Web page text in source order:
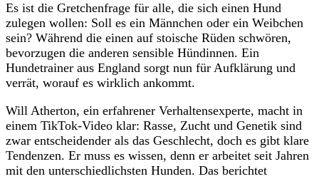
Es ist die Gretchenfrage für alle, die sich einen Hund
zulegen wollen: Soll es ein Männchen oder ein Weibchen
sein? Während die einen auf stoische Rüden schwören,
bevorzugen die anderen sensible Hündinnen. Ein
Hundetrainer aus England sorgt nun für Aufklärung und
verrät, worauf es wirklich ankommt.
Will Atherton, ein erfahrener Verhaltensexperte, macht in
einem TikTok-Video klar: Rasse, Zucht und Genetik sind
zwar entscheidender als das Geschlecht, doch es gibt klare
Tendenzen. Er muss es wissen, denn er arbeitet seit Jahren
mit den unterschiedlichsten Hunden. Das berichtet